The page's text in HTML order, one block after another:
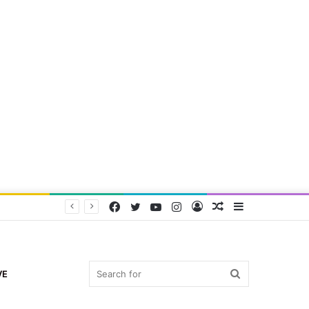
Random
Log
Instagram
YouTube
Twitter
Facebook